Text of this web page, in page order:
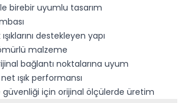
birebir uyumlu tasarım
destekleyen yapı
malzeme
bağlantı noktalarına uyum
ışık performansı
için orijinal ölçülerde üretim